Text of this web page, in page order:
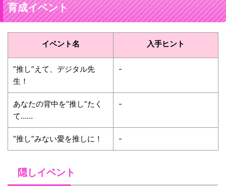
育成イベント
イベント名 入手ヒント
”推し”えて、デジタル先
生！
-
あなたの背中を”推し”たく
て……
-
”推し”みない愛を推しに！ -
隠しイベント